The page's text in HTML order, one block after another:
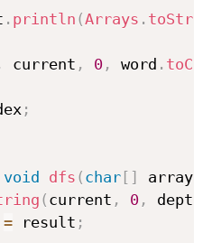
. println (Arrays .
current , 0 , word .
;
void dfs ( char [ ] array
( current , 0 , depth
= result ;